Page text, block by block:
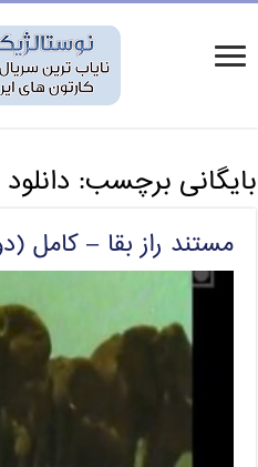
بایگانی برچسب:
مستند راز بقا – کامل